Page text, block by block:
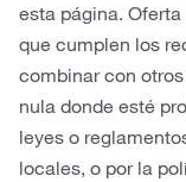
esta página.
que cumplen los
combinar con
nula donde esté
leyes o
locales, o por la